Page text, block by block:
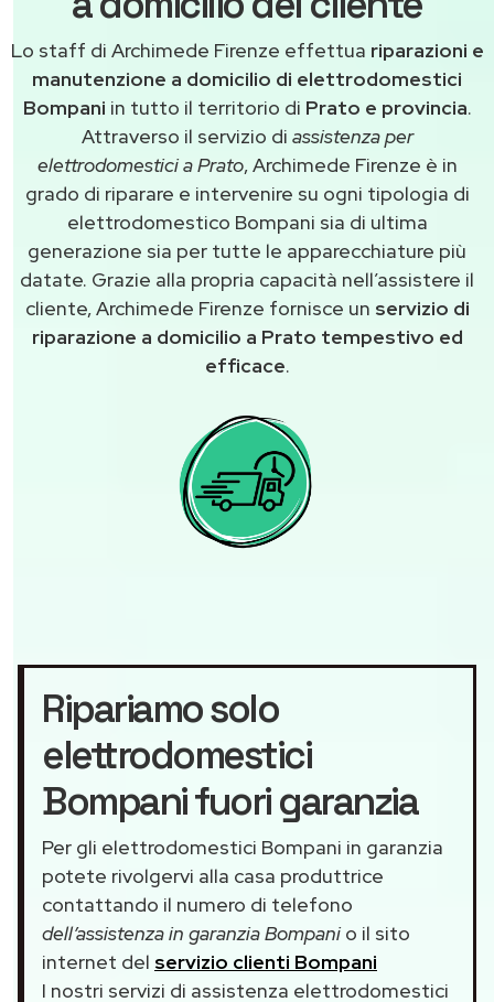
Lo staff di Archimede Firenze effettua riparazioni e
manutenzione a domicilio di elettrodomestici
Bompani in tutto il territorio di Prato e provincia.
Attraverso il servizio di assistenza per
elettrodomestici a Prato, Archimede Firenze è in
grado di riparare e intervenire su ogni tipologia di
elettrodomestico Bompani sia di ultima
generazione sia per tutte le apparecchiature più
datate. Grazie alla propria capacità nell’assistere il
cliente, Archimede Firenze fornisce un servizio di
riparazione a domicilio a Prato tempestivo ed
efficace.
Ripariamo solo
elettrodomestici
Bompani fuori garanzia
Per gli elettrodomestici Bompani in garanzia
potete rivolgervi alla casa produttrice
contattando il numero di telefono
dell’assistenza in garanzia Bompanio il sito
internet del servizio clienti Bompani
I nostri servizi di assistenza elettrodomestici